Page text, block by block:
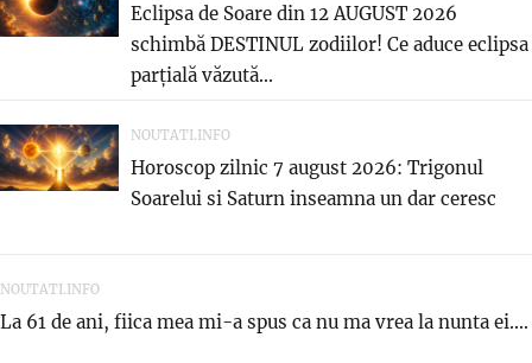
Eclipsa de Soare din 12 AUGUST 2026
schimbă DESTINUL zodiilor! Ce aduce eclipsa
parțială văzută...
NOUTATI.INFO
Horoscop zilnic 7 august 2026: Trigonul
Soarelui si Saturn inseamna un dar ceresc
NOUTATI.INFO
La 61 de ani, fiica mea mi-a spus ca nu ma vrea la nunta ei....